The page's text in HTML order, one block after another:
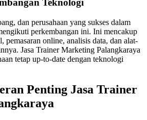
Teknologi
dan perusahaan yang sukses dalam
perkembangan ini. Ini mencakup
pemasaran online, analisis data, dan alat-
Jasa Trainer Marketing Palangkaraya
tetap up-to-date dengan teknologi
Penting Jasa Trainer